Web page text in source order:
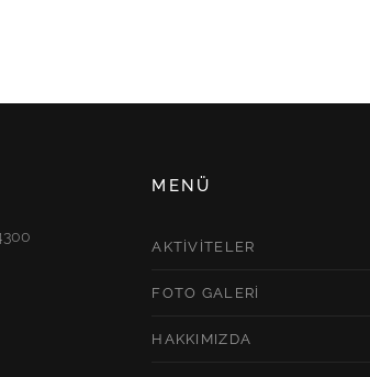
MENÜ
AKTIVITELER
FOTO GALERI
HAKKIMIZDA